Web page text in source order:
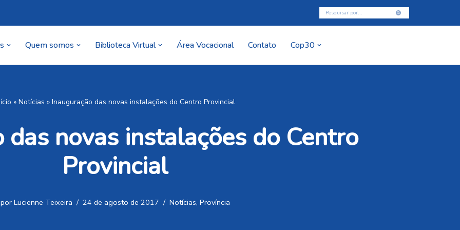
Quem somos Biblioteca Virtual Área Vocacional Contato Cop30
» Notícias » Inauguração das novas instalações do Centro Provincial
das novas instalações do Centro
Provincial
por Lucienne Teixeira 24 de agosto de 2017 Notícias, Província